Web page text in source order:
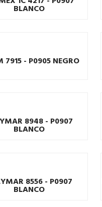
BLANCO
7915 - P0905 NEGRO
8948 - P0907
BLANCO
8556 - P0907
BLANCO